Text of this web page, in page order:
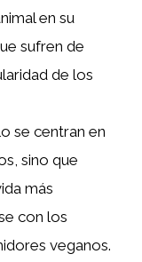
en su
sufren de
de los
se centran en
sino que
más
con los
veganos.